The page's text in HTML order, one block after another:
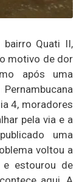
Quati II,
motivo de dor
após uma
4, moradores
pela via e a
uma
voltou a
e estourou de